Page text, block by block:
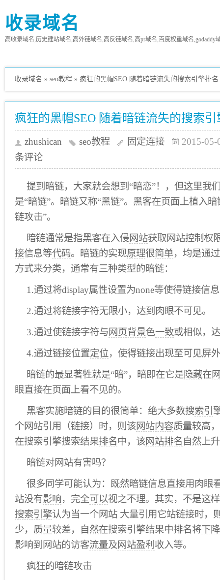
收录域名
高收录域名,历史建站域名,高外链域名,高反链域名,高pr域名,百度权重域名,godaddy
收录域名 » seo教程 » 疯狂的黑帽SEO 随着暗链流失的搜索引擎排名
疯狂的黑帽SEO 随着暗链流失的搜索
zhushican seo教程 固定连接
2015-05-
条评论
提到暗链，大家就会想到“暗恋”！，但这里我
是“暗链”。暗链又称“黑链”。黑客在页面上植入
链攻击”。
暗链通常是指黑客在入侵网站获取网站控制权
接信息等代码。暗链的实现原理很简单，均是通过
方式来分类，通常有三种类型的暗链：
1.通过将display属性设置为none等使得链接信
2.通过将链接字符无限小，达到肉眼不可见。
3.通过使链接字符与网页背景色一致或相似，
4.通过链接位置定位，使得链接出现至可见屏
暗链的最显著牲就是“暗”，暗即在它是隐藏在
眼直接在页面上看不见的。
黑客实施暗链的目的很简单：绝大多数搜索引
个网站引用（链接）时，则该网站内容质量较高
在搜索引擎搜索结果排名中，该网站排名 自然上
暗链对网站有害吗？
很多同学可能认为：既然暗链信息直接用肉眼
站没有影响，完全可以视之不理。其实，不是这
搜索引擎认为当一个网站 大量引用它站链接时，
少， 质量较差， 自然在搜索引擎结果中排名将下降
影响到网站的访客流量及网站盈利 收入等。
疯狂的暗链攻击